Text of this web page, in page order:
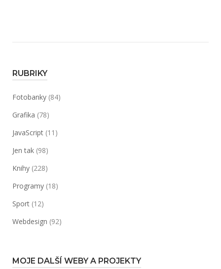
RUBRIKY
Fotobanky (84)
Grafika (78)
JavaScript (11)
Jen tak (98)
Knihy (228)
Programy (18)
Sport (12)
Webdesign (92)
MOJE DALŠÍ WEBY A PROJEKTY